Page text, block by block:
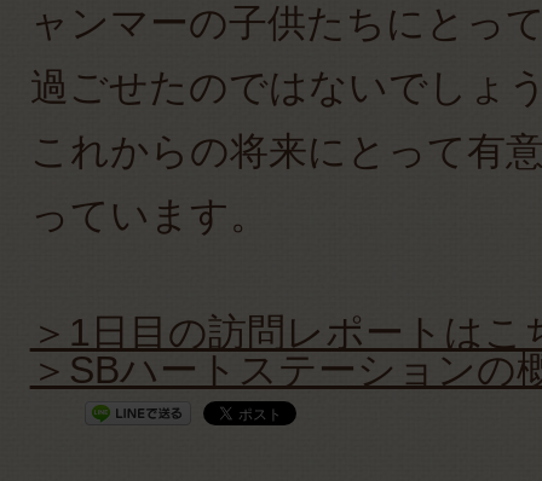
ャンマーの子供たちにとっ
過ごせたのではないでしょ
これからの将来にとって有
っています。
＞1日目の訪問レポートはこ
＞SBハートステーションの